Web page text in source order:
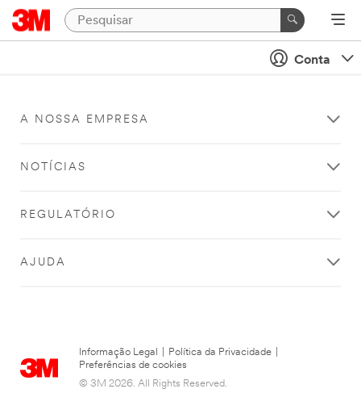
Conta
A NOSSA EMPRESA
NOTÍCIAS
REGULATÓRIO
AJUDA
Informação Legal Política da Privacidade
Preferências de cookies
© 3M 2026. All Rights Reserved.